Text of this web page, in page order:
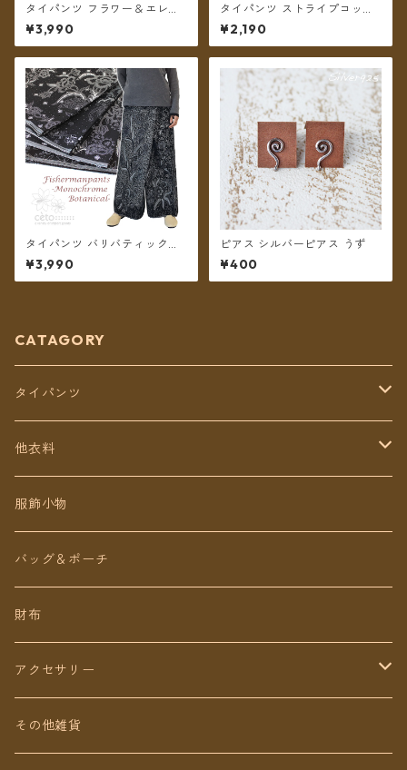
タイパンツ フラワー＆エレフ
ァントプリント 7カラー リゾ
パン ロング丈【メール便送料
無料】
¥3,990
タイパンツ ストライプコット
ン ポケット付き ミディアム丈
6カラー【メール便送料無料】
¥2,190
タイパンツ バリバティック柄
モノトーン ボタニカル 3タイ
プ リゾパン ロング丈【メール
便送料無料】
¥3,990
ピアス シルバーピアス うず
¥400
CATAGORY
タイパンツ
定番無地タイパンツ
チェトオリジナル
ロング丈
ミディアム丈
ショート丈
Baby&Kids
他衣料
トップス
ワンピース
パンツ
スカート
キッズ
服飾小物
バッグ＆ポーチ
財布
アクセサリー
ピアス（イヤリング）
その他雑貨